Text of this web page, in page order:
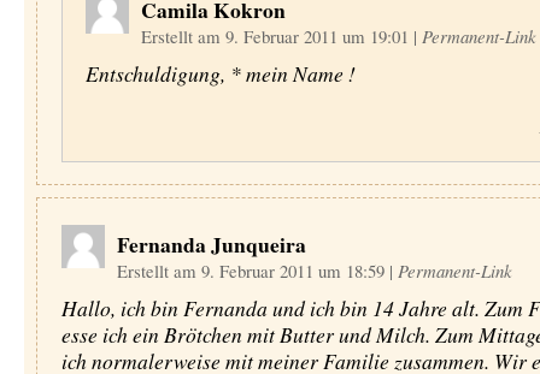
Camila Kokron
Erstellt am 9. Februar 2011 um 19:01 | Permanent-Link
Entschuldigung, * mein Name !
Fernanda Junqueira
Erstellt am 9. Februar 2011 um 18:59 | Permanent-Link
Hallo, ich bin Fernanda und ich bin 14 Jahre alt. Zum
esse ich ein Brötchen mit Butter und Milch. Zum
ich normalerweise mit meiner Familie zusammen. Wir